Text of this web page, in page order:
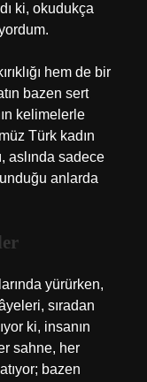
ki, okudukça
hem de bir
bazen sert
kelimelerle
Türk kadın
aslında sadece
anlarda
yürürken,
sıradan
ki, insanın
sahne, her
bazen